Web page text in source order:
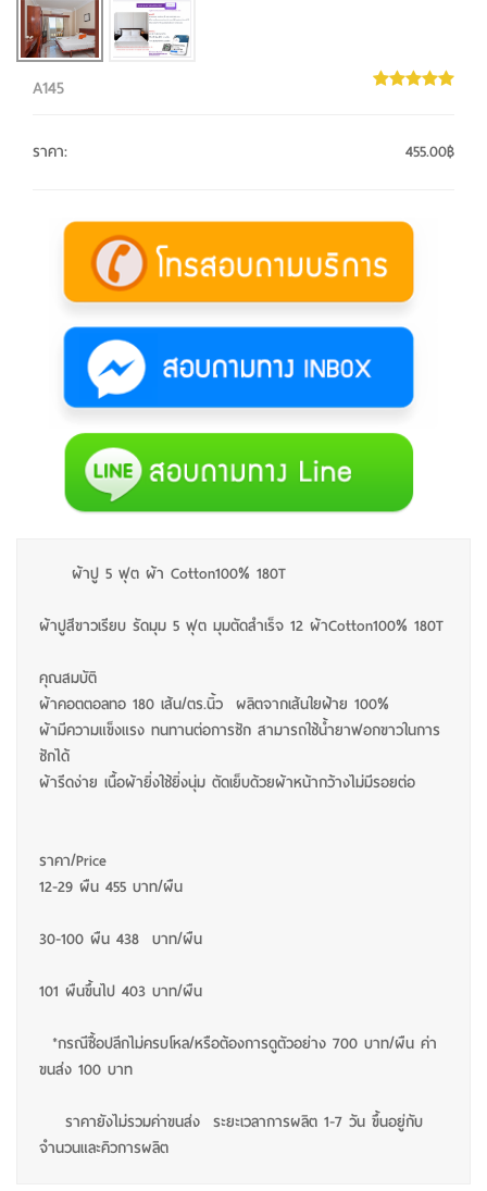
A145
ราคา: 455.00฿
ผ้าปู 5 ฟุต ผ้า Cotton100% 180T
ผ้าปูสีขาวเรียบ รัดมุม 5 ฟุต มุมตัดสำเร็จ 12 ผ้าCotton100% 180T
คุณสมบัติ
ผ้าคอตตอลทอ 180 เส้น/ตร.นิ้ว ผลิตจากเส้นใยฝ้าย 100%
ผ้ามีความแข็งแรง ทนทานต่อการซัก สามารถใช้น้ำยาฟอกขาวในการ
ซักได้
ผ้ารีดง่าย เนื้อผ้ายิ่งใช้ยิ่งนุ่ม ตัดเย็บด้วยผ้าหน้ากว้างไม่มีรอยต่อ
ราคา/Price
12-29 ผืน 455 บาท/ผืน
30-100 ผืน 438 บาท/ผืน
101 ผืนขึ้นไป 403 บาท/ผืน
*กรณีซื้อปลีกไม่ครบโหล/หรือต้องการดูตัวอย่าง 700 บาท/ผืน ค่า
ขนส่ง 100 บาท
ราคายังไม่รวมค่าขนส่ง ระยะเวลาการผลิต 1-7 วัน ขึ้นอยู่กับ
จำนวนและคิวการผลิต